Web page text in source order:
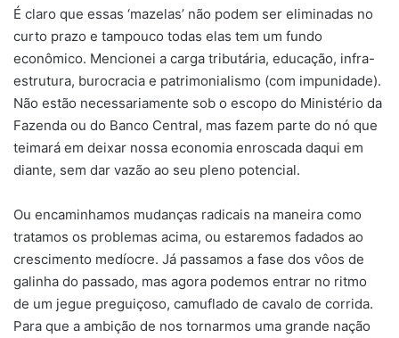
É claro que essas ‘mazelas’ não podem ser eliminadas no
curto prazo e tampouco todas elas tem um fundo
econômico. Mencionei a carga tributária, educação, infra-
estrutura, burocracia e patrimonialismo (com impunidade).
Não estão necessariamente sob o escopo do Ministério da
Fazenda ou do Banco Central, mas fazem parte do nó que
teimará em deixar nossa economia enroscada daqui em
diante, sem dar vazão ao seu pleno potencial.
Ou encaminhamos mudanças radicais na maneira como
tratamos os problemas acima, ou estaremos fadados ao
crescimento medíocre. Já passamos a fase dos vôos de
galinha do passado, mas agora podemos entrar no ritmo
de um jegue preguiçoso, camuflado de cavalo de corrida.
Para que a ambição de nos tornarmos uma grande nação